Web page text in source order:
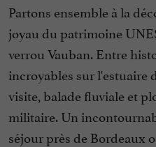
Partons ensemble à la
joyau du patrimoine
verrou Vauban. Entre
incroyables sur l'estuaire
visite, balade fluviale et
militaire. Un
séjour près de Bordeaux